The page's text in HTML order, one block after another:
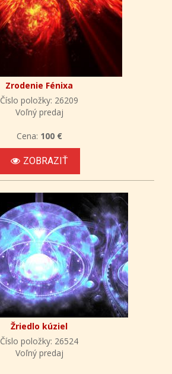
Zrodenie Fénixa
Číslo položky: 26209
Voľný predaj
Cena: 100 €
ZOBRAZIŤ
Žriedlo kúziel
Číslo položky: 26524
Voľný predaj